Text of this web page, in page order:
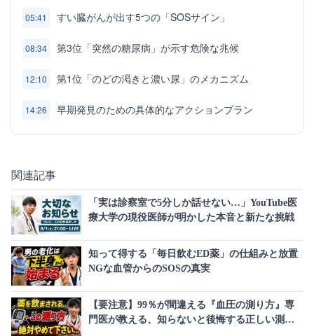
05:41 すい臓がんが出す5つの「SOSサイン」
08:34 第3位「突然の糖尿病」が示す危険な兆候
12:10 第1位「のどの渇きと濃い尿」のメカニズム
14:26 早期発見のための具体的なアクションプラン
関連記事
「実は診察室で5分しか話せない…」YouTube医
療大学の現役医師が明かした本音と新たな挑戦
知って得する「毎日飲むED薬」の仕組みと放置
NGな血管からのSOSの真実
【要注意】99％が間違える『血圧の測り方』専
門医が教える、知らないと後悔する正しい測定